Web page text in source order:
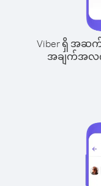
Viber ရှိ အဆ
အချက်အလက်